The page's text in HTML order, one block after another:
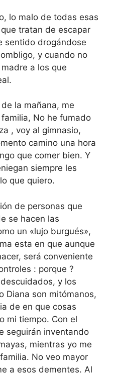
lo malo de todas esas
tratan de escapar
sentido drogándose
y cuando no
a los que
la mañana, me
No he fumado
, voy al gimnasio,
camino una hora
que comer bien. Y
siempre les
que quiero.
de personas que
se hacen las
un «lujo burgués»,
esta en que aunque
será conveniente
: porque ?
y los
Diana son mitómanos,
de en que cosas
mi tiempo. Con el
seguirán inventando
mientras yo me
No veo mayor
a esos dementes. Al